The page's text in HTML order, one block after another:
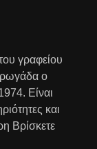
γραφείου
ο
Είναι
και
Βρίσκετε